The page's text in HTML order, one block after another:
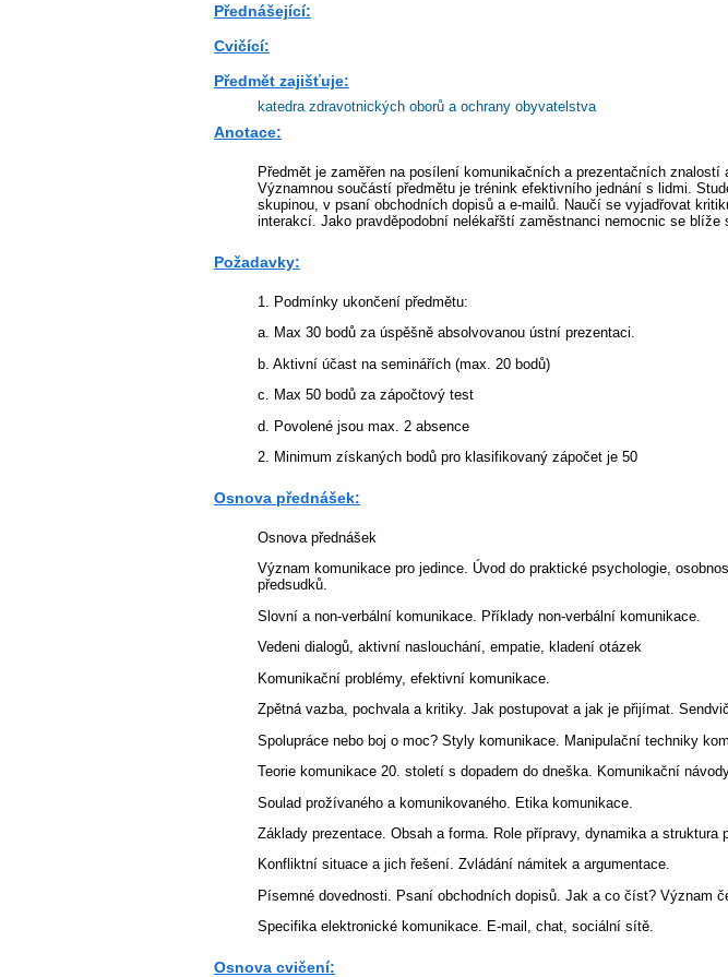
Přednášející:
Cvičící:
Předmět zajišťuje:
katedra zdravotnických oborů a ochrany obyvatelstva
Anotace:
Předmět je zaměřen na posílení komunikačních a prezentačních
Významnou součástí předmětu je trénink efektivního jednání s lidmi.
skupinou, v psaní obchodních dopisů a e-mailů. Naučí se vyjadřovat
interakcí. Jako pravděpodobní nelékařští zaměstnanci nemocnic se
Požadavky:
1. Podmínky ukončení předmětu:
a. Max 30 bodů za úspěšně absolvovanou ústní prezentaci.
b. Aktivní účast na seminářích (max. 20 bodů)
c. Max 50 bodů za zápočtový test
d. Povolené jsou max. 2 absence
2. Minimum získaných bodů pro klasifikovaný zápočet je 50
Osnova přednášek:
Osnova přednášek
Význam komunikace pro jedince. Úvod do praktické psychologie,
předsudků.
Slovní a non-verbální komunikace. Příklady non-verbální komunikace.
Vedeni dialogů, aktivní naslouchání, empatie, kladení otázek
Komunikační problémy, efektivní komunikace.
Zpětná vazba, pochvala a kritiky. Jak postupovat a jak je přijímat.
Spolupráce nebo boj o moc? Styly komunikace. Manipulační techniky
Teorie komunikace 20. století s dopadem do dneška. Komunikační
Soulad prožívaného a komunikovaného. Etika komunikace.
Základy prezentace. Obsah a forma. Role přípravy, dynamika a struktura
Konfliktní situace a jich řešení. Zvládání námitek a argumentace.
Písemné dovednosti. Psaní obchodních dopisů. Jak a co číst? Význam
Specifika elektronické komunikace. E-mail, chat, sociální sítě.
Osnova cvičení: